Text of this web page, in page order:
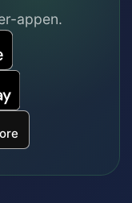
appen.